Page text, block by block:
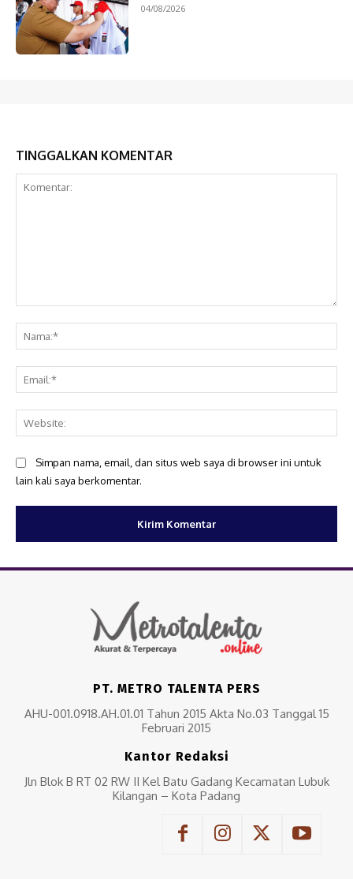
04/08/2026
TINGGALKAN KOMENTAR
Simpan nama, email, dan situs web saya di browser ini untuk
lain kali saya berkomentar.
PT. METRO TALENTA PERS
AHU-001.0918.AH.01.01 Tahun 2015 Akta No.03 Tanggal 15
Februari 2015
Kantor Redaksi
Jln Blok B RT 02 RW II Kel Batu Gadang Kecamatan Lubuk
Kilangan – Kota Padang